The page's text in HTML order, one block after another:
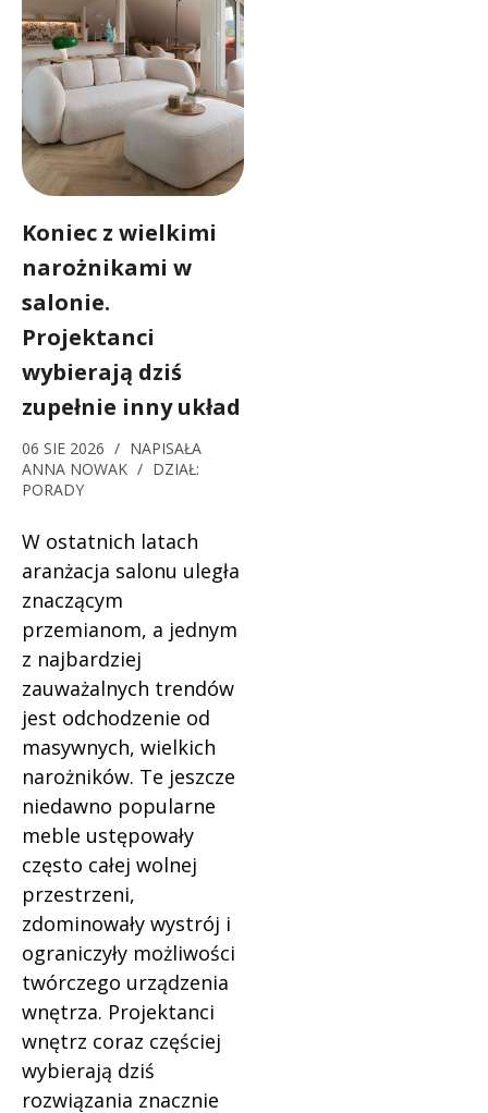
Koniec z wielkimi
narożnikami w
salonie.
Projektanci
wybierają dziś
zupełnie inny układ
06 SIE 2026 / NAPISAŁA
ANNA NOWAK / DZIAŁ:
PORADY
W ostatnich latach
aranżacja salonu uległa
znaczącym
przemianom, a jednym
z najbardziej
zauważalnych trendów
jest odchodzenie od
masywnych, wielkich
narożników. Te jeszcze
niedawno popularne
meble ustępowały
często całej wolnej
przestrzeni,
zdominowały wystrój i
ograniczyły możliwości
twórczego urządzenia
wnętrza. Projektanci
wnętrz coraz częściej
wybierają dziś
rozwiązania znacznie